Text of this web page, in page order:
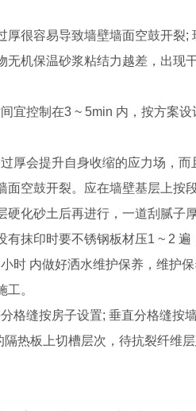
很容易导致墙壁墙面空鼓开裂;
无机保温砂浆粘结力越差，出现
宜控制在3 ~ 5min 内，按方案
厚会提升自身收缩的应力场，而
空鼓开裂。应在墙壁基层上按
硬化砂土后再进行，一道刮腻子
抹印时要不锈钢板材压1 ~ 2 遍
时 内做好洒水维护保养，维护
。
格缝按房子设置; 垂直分格缝按
热板上切槽层次，待抗裂纤维